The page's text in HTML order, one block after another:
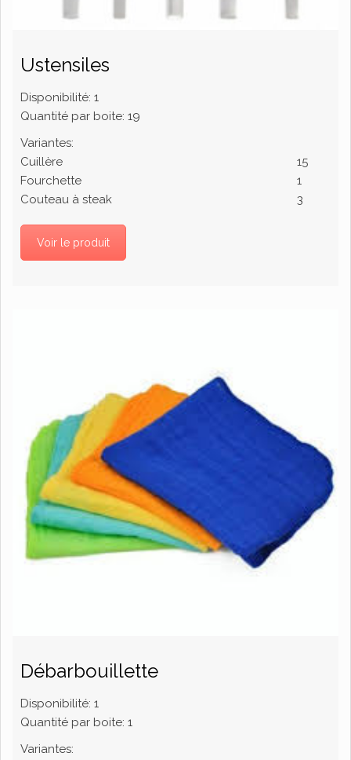
Ustensiles
Disponibilité: 1
Quantité par boite: 19
Variantes:
Cuillère
15
Fourchette
1
Couteau à steak
3
Voir le produit
Débarbouillette
Disponibilité: 1
Quantité par boite: 1
Variantes: